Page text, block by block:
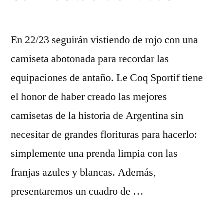
En 22/23 seguirán vistiendo de rojo con una
camiseta abotonada para recordar las
equipaciones de antaño. Le Coq Sportif tiene
el honor de haber creado las mejores
camisetas de la historia de Argentina sin
necesitar de grandes florituras para hacerlo:
simplemente una prenda limpia con las
franjas azules y blancas. Además,
presentaremos un cuadro de …